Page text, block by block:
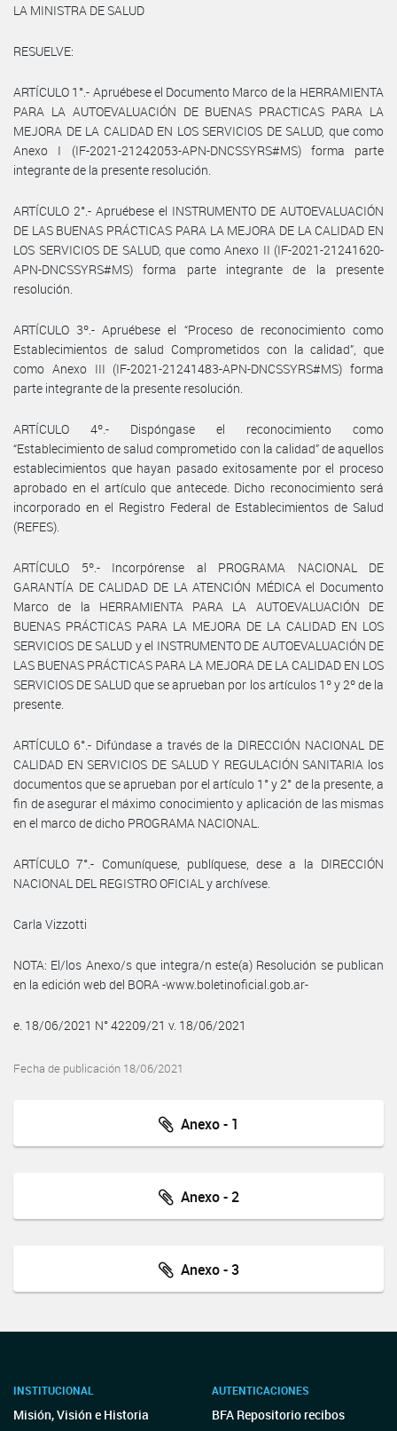
LA MINISTRA DE SALUD
RESUELVE:
ARTÍCULO 1°.- Apruébese el Documento Marco de la HERRAMIENTA
PARA LA AUTOEVALUACIÓN DE BUENAS PRACTICAS PARA LA
MEJORA DE LA CALIDAD EN LOS SERVICIOS DE SALUD, que como
Anexo I (IF-2021-21242053-APN-DNCSSYRS#MS) forma parte
integrante de la presente resolución.
ARTÍCULO 2°.- Apruébese el INSTRUMENTO DE AUTOEVALUACIÓN
DE LAS BUENAS PRÁCTICAS PARA LA MEJORA DE LA CALIDAD EN
LOS SERVICIOS DE SALUD, que como Anexo II (IF-2021-21241620-
APN-DNCSSYRS#MS) forma parte integrante de la presente
resolución.
ARTÍCULO 3º.- Apruébese el “Proceso de reconocimiento como
Establecimientos de salud Comprometidos con la calidad”, que
como Anexo III (IF-2021-21241483-APN-DNCSSYRS#MS) forma
parte integrante de la presente resolución.
ARTÍCULO 4º.- Dispóngase el reconocimiento como
“Establecimiento de salud comprometido con la calidad” de aquellos
establecimientos que hayan pasado exitosamente por el proceso
aprobado en el artículo que antecede. Dicho reconocimiento será
incorporado en el Registro Federal de Establecimientos de Salud
(REFES).
ARTÍCULO 5º.- Incorpórense al PROGRAMA NACIONAL DE
GARANTÍA DE CALIDAD DE LA ATENCIÓN MÉDICA el Documento
Marco de la HERRAMIENTA PARA LA AUTOEVALUACIÓN DE
BUENAS PRÁCTICAS PARA LA MEJORA DE LA CALIDAD EN LOS
SERVICIOS DE SALUD y el INSTRUMENTO DE AUTOEVALUACIÓN DE
LAS BUENAS PRÁCTICAS PARA LA MEJORA DE LA CALIDAD EN LOS
SERVICIOS DE SALUD que se aprueban por los artículos 1º y 2º de la
presente.
ARTÍCULO 6°.- Difúndase a través de la DIRECCIÓN NACIONAL DE
CALIDAD EN SERVICIOS DE SALUD Y REGULACIÓN SANITARIA los
documentos que se aprueban por el artículo 1° y 2° de la presente, a
fin de asegurar el máximo conocimiento y aplicación de las mismas
en el marco de dicho PROGRAMA NACIONAL.
ARTÍCULO 7°.- Comuníquese, publíquese, dese a la DIRECCIÓN
NACIONAL DEL REGISTRO OFICIAL y archívese.
Carla Vizzotti
NOTA: El/los Anexo/s que integra/n este(a) Resolución se publican
en la edición web del BORA -www.boletinoficial.gob.ar-
e. 18/06/2021 N° 42209/21 v. 18/06/2021
Fecha de publicación 18/06/2021
Anexo - 1
Anexo - 2
Anexo - 3
INSTITUCIONAL
Misión, Visión e Historia
AUTENTICACIONES
BFA Repositorio recibos